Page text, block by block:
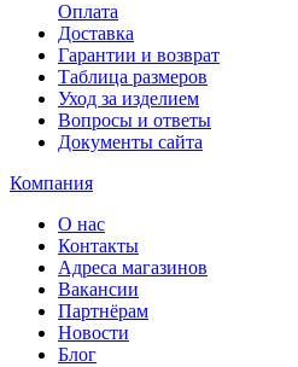
Оплата
Доставка
Гарантии и возврат
Таблица размеров
Уход за изделием
Вопросы и ответы
Документы сайта
Компания
О нас
Контакты
Адреса магазинов
Вакансии
Партнёрам
Новости
Блог